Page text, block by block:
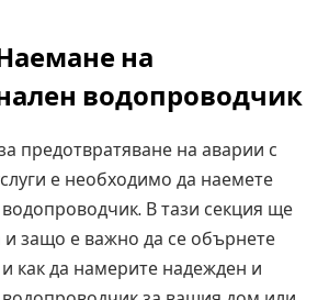
на
водопроводчик
предотвратяване на аварии с
е необходимо да наемете
В тази секция ще
и защо е важно да се обърнете
как да намерите надежден и